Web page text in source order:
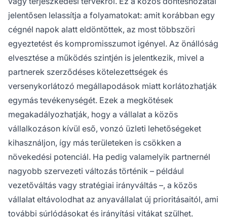
jelentősen lelassítja a folyamatokat: amit korábban egy
cégnél napok alatt eldöntöttek, az most többszöri
egyeztetést és kompromisszumot igényel. Az önállóság
elvesztése a működés szintjén is jelentkezik, mivel a
partnerek szerződéses kötelezettségek és
versenykorlátozó megállapodások miatt korlátozhatják
egymás tevékenységét. Ezek a megkötések
megakadályozhatják, hogy a vállalat a közös
vállalkozáson kívül eső, vonzó üzleti lehetőségeket
kihasználjon, így más területeken is csökken a
növekedési potenciál. Ha pedig valamelyik partnernél
nagyobb szervezeti változás történik – például
vezetőváltás vagy stratégiai irányváltás –, a közös
vállalat eltávolodhat az anyavállalat új prioritásaitól, ami
további súrlódásokat és irányítási vitákat szülhet.